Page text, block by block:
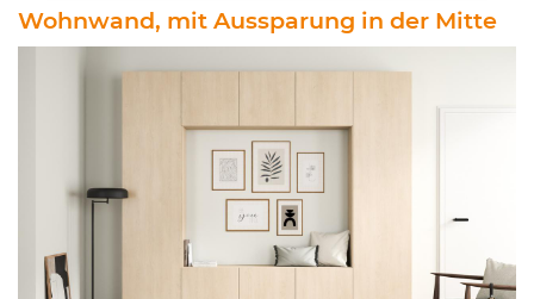
Wohnwand, mit Aussparung in der Mitte